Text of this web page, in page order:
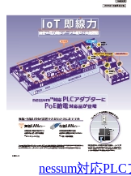
nessum対応